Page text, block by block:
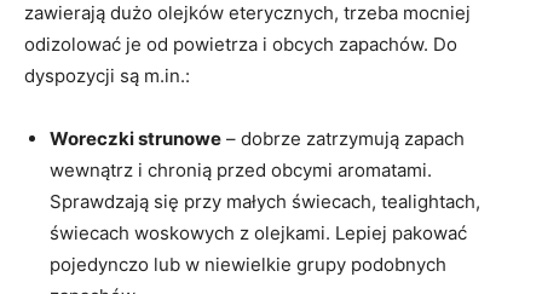
zawierają dużo olejków eterycznych, trzeba mocniej
odizolować je od powietrza i obcych zapachów. Do
dyspozycji są m.in.:
Woreczki strunowe – dobrze zatrzymują zapach
wewnątrz i chronią przed obcymi aromatami.
Sprawdzają się przy małych świecach, tealightach,
świecach woskowych z olejkami. Lepiej pakować
pojedynczo lub w niewielkie grupy podobnych